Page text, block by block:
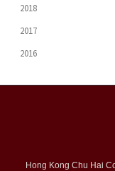
2018
2017
2016
Hong Kong Chu Hai